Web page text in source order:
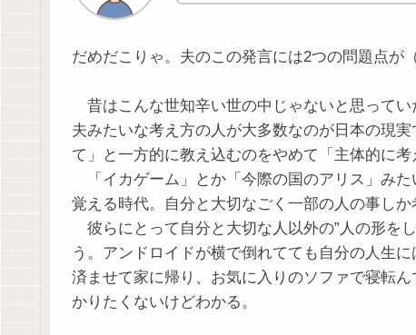
だめだこりゃ。夫のこの発言には2つの問題点が
昔はこんな世知辛い世の中じゃないと思ってい
夫みたいな考え方の人が大多数なのが日本の現
て」と一方的に教え込むのをやめて「主体的に
「イカゲーム」とか「今際の国のアリス」み
覚える時代。自分と大切なごく一部の人の事しか
彼らにとって自分と大切な人以外の”人の形を
う。アンドロイドが横で倒れてても自分の人生
済ませて家に帰り、お気に入りのソファで寝転
かりたくないけどわかる。